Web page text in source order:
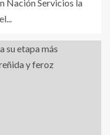
Nación Servicios la